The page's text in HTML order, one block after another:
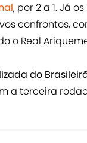
, por 2 a 1. Já
confrontos,
o Real
do
a terceira